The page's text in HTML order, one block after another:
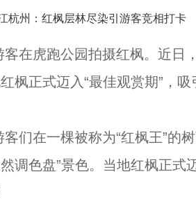
虎跑公园拍摄红枫。近日
枫正式迈入“最佳观赏期”，
在一棵被称为“红枫王”的
调色盘”景色。当地红枫正式